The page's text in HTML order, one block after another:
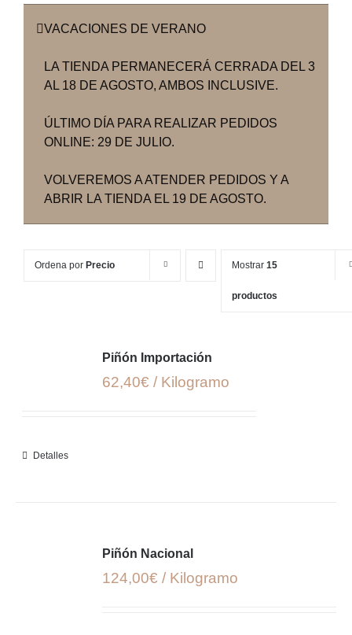
VACACIONES DE VERANO
LA TIENDA PERMANECERÁ CERRADA DEL 3
AL 18 DE AGOSTO, AMBOS INCLUSIVE.
ÚLTIMO DÍA PARA REALIZAR PEDIDOS
ONLINE: 29 DE JULIO.
VOLVEREMOS A ATENDER PEDIDOS Y A
ABRIR LA TIENDA EL 19 DE AGOSTO.
Ordena por Precio Mostrar 15
productos
Piñón Importación
62,40€ / Kilogramo
Detalles
Piñón Nacional
124,00€ / Kilogramo